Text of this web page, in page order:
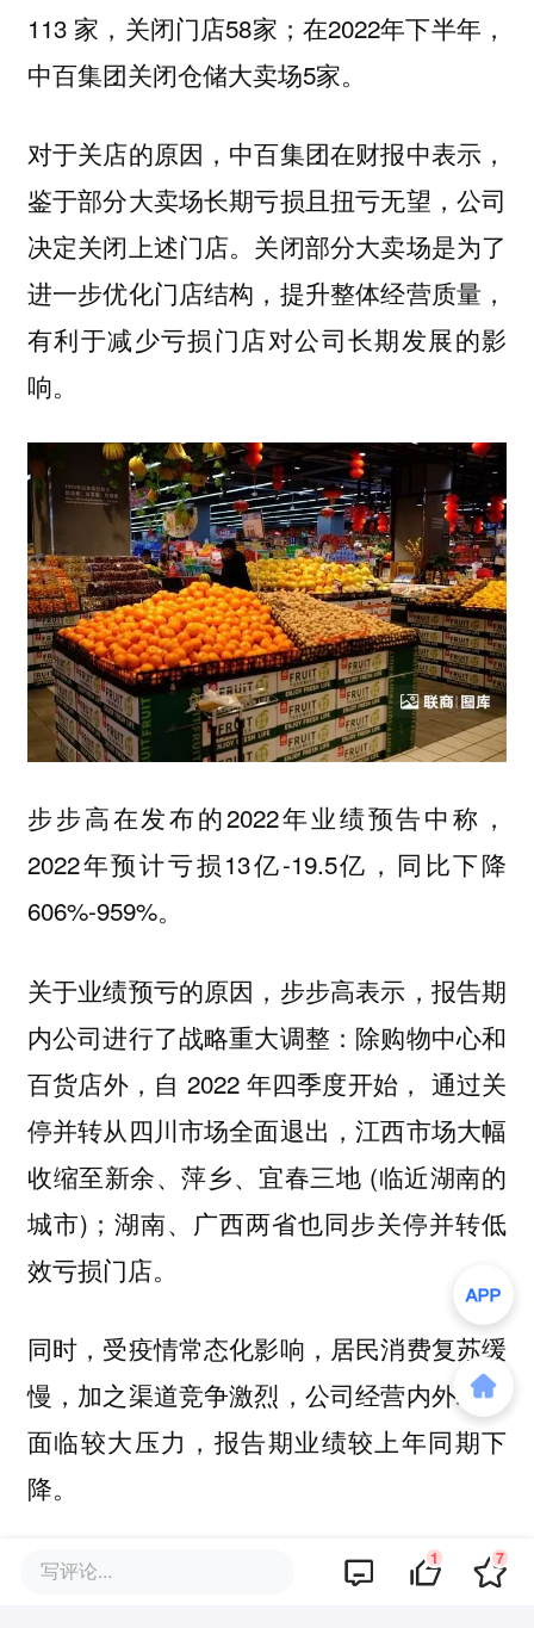
113 家，关闭门店58家；在2022年下半年，
中百集团关闭仓储大卖场5家。
对于关店的原因，中百集团在财报中表示，
鉴于部分大卖场长期亏损且扭亏无望，公司
决定关闭上述门店。关闭部分大卖场是为了
进一步优化门店结构，提升整体经营质量，
有利于减少亏损门店对公司长期发展的影
响。
步步高在发布的2022年业绩预告中称，
2022年预计亏损13亿-19.5亿，同比下降
606%-959%。
关于业绩预亏的原因，步步高表示，报告期
内公司进行了战略重大调整：除购物中心和
百货店外，自 2022 年四季度开始， 通过关
停并转从四川市场全面退出，江西市场大幅
收缩至新余、萍乡、宜春三地 (临近湖南的
城市)；湖南、广西两省也同步关停并转低
效亏损门店。
同时，受疫情常态化影响，居民消费复苏缓
慢，加之渠道竞争激烈，公司经营内外环境
面临较大压力，报告期业绩较上年同期下
降。
写评论... 1 7